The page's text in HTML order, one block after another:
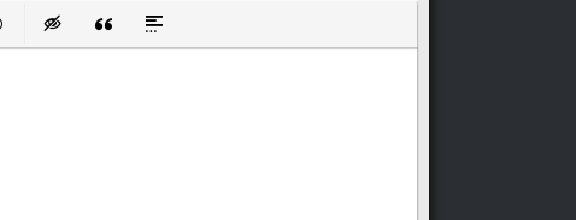
защищенную ссылку
смайлик
Вставка скрытого текста
Вставка цитаты
Вставка спойлера